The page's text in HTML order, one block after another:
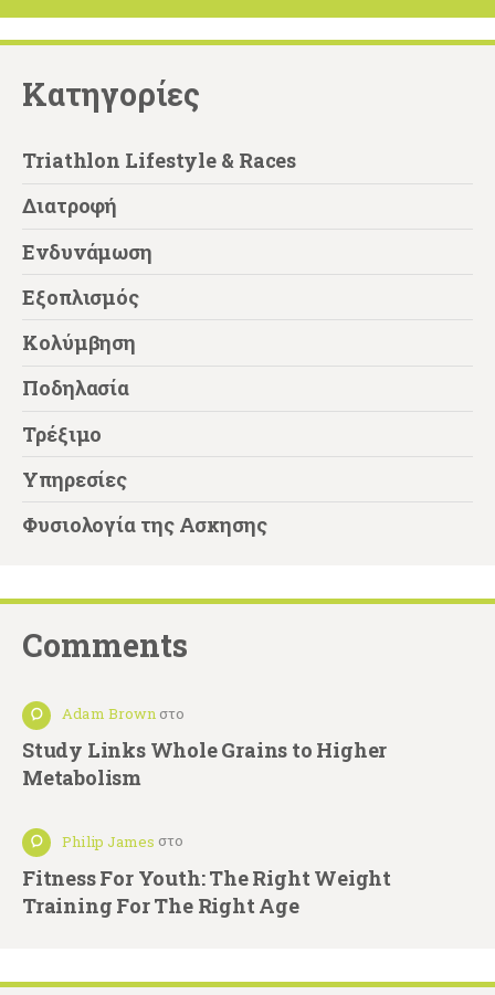
Kατηγορίες
Triathlon Lifestyle & Races
Διατροφή
Ενδυνάμωση
Εξοπλισμός
Κολύμβηση
Ποδηλασία
Τρέξιμο
Υπηρεσίες
Φυσιολογία της Ασκησης
Comments
Adam Brownστο
Study Links Whole Grains to Higher
Metabolism
Philip James στο
Fitness For Youth: The Right Weight
Training For The Right Age